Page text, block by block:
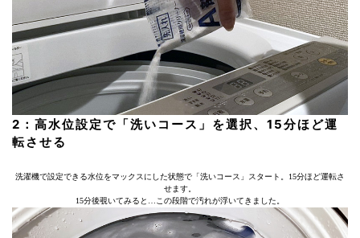
2：高水位設定で「洗いコース」を選択、15分ほど運
転させる
洗濯機で設定できる水位をマックスにした状態で「洗いコース」スタート。15分ほど運転さ
せます。
15分後覗いてみると…この段階で汚れが浮いてきました。